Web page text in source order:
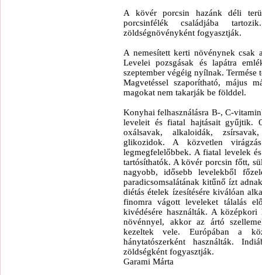
A kövér porcsin hazánk déli
porcsinfélék családjába
zöldségnövényként fogyasztják.
A nemesített kerti növénynek csak
Levelei pozsgásak és lapátra
szeptember végéig nyílnak. Termése
Magvetéssel szaporítható, május
magokat nem takarják be földdel.
Konyhai felhasználásra B-, C-
leveleit és fiatal hajtásait gyűjtik.
oxálsavak, alkaloidák,
glikozidok. A közvetlen
legmegfelelőbbek. A fiatal levelek
tartósíthatók. A kövér porcsin főtt,
nagyobb, idősebb levelekből
paradicsomsalátának kitűnő ízt
diétás ételek ízesítésére kiválóan
finomra vágott leveleket tálalás
kivédésére használták. A
növénnyel, akkor az ártó
kezeltek vele. Európában a
hánytatószerként használták.
zöldségként fogyasztják.
Garami Márta